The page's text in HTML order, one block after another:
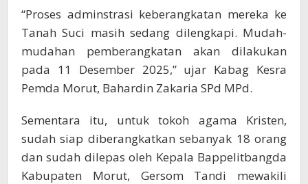
“Proses adminstrasi keberangkatan mereka ke
Tanah Suci masih sedang dilengkapi. Mudah-
mudahan pemberangkatan akan dilakukan
pada 11 Desember 2025,” ujar Kabag Kesra
Pemda Morut, Bahardin Zakaria SPd MPd.
Sementara itu, untuk tokoh agama Kristen,
sudah siap diberangkatkan sebanyak 18 orang
dan sudah dilepas oleh Kepala Bappelitbangda
Kabupaten Morut, Gersom Tandi mewakili